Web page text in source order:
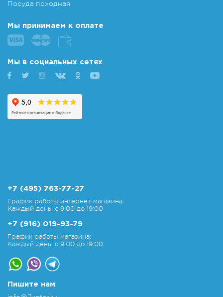
Посуда походная
Мы принимаем к оплате
Мы в социальных сетях
+7 (495) 763-77-27
График работы интернет-магазина:
Каждый день: с 9:00 до 19:00
+7 (916) 019-93-79
График работы магазина:
Каждый день: с 9:00 до 19:00
Пишите нам